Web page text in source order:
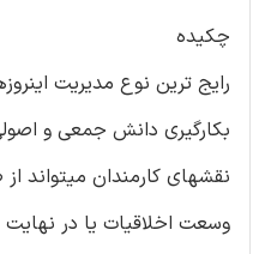
چکیده
رایج ترین نوع مدیریت
بکارگیری دانش جمعی و
نقشهای کارمندان میتواند
وسعت اخلاقیات یا در نهایت